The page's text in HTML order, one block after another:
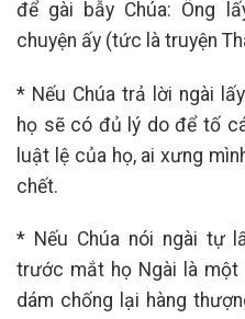
để gài bẫy Chúa: Ông
chuyện ấy (tức là truyện
* Nếu Chúa trả lời ngài
họ sẽ có đủ lý do để tố
luật lệ của họ, ai xưng
chết.
* Nếu Chúa nói ngài tự
trước mắt họ Ngài là
dám chống lại hàng